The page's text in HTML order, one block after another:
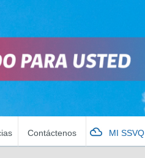
Contáctenos MI SSVQ